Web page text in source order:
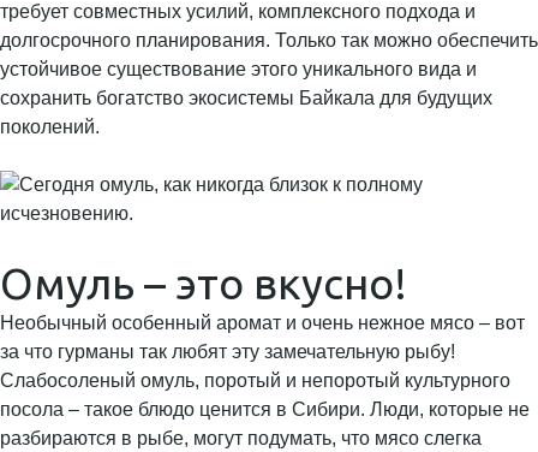
требует совместных усилий, комплексного подхода и
долгосрочного планирования. Только так можно обеспечить
устойчивое существование этого уникального вида и
сохранить богатство экосистемы Байкала для будущих
поколений.
Омуль – это вкусно!
Необычный особенный аромат и очень нежное мясо – вот
за что гурманы так любят эту замечательную рыбу!
Слабосоленый омуль, поротый и непоротый культурного
посола – такое блюдо ценится в Сибири. Люди, которые не
разбираются в рыбе, могут подумать, что мясо слегка